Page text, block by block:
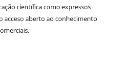
científica como expressos
acceso aberto ao conhecimento